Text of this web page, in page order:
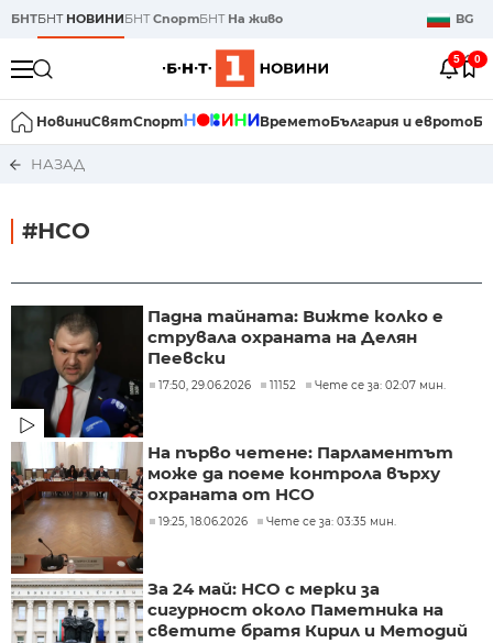
БНТБНТ НОВИНИБНТСпортБНТ На живо BG
5 0
НовиниСвятСпорт ВреметоБългария и еврото
НАЗАД
#НСО
Падна тайната: Вижте колко е
струвала охраната на Делян
Пеевски
17:50, 29.06.2026 11152 Чете се за: 02:07 мин.
На първо четене: Парламентът
може да поеме контрола върху
охраната от НСО
19:25, 18.06.2026 Чете се за: 03:35 мин.
За 24 май: НСО с мерки за
сигурност около Паметника на
светите братя Кирил и Методий